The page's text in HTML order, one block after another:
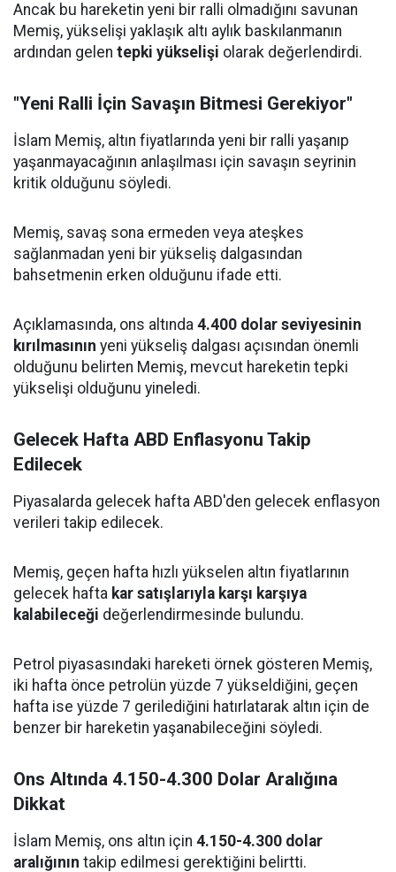
Ancak bu hareketin yeni bir ralli olmadığını savunan
Memiş, yükselişi yaklaşık altı aylık baskılanmanın
ardından gelen tepki yükselişi olarak değerlendirdi.
"Yeni Ralli İçin Savaşın Bitmesi Gerekiyor"
İslam Memiş, altın fiyatlarında yeni bir ralli yaşanıp
yaşanmayacağının anlaşılması için savaşın seyrinin
kritik olduğunu söyledi.
Memiş, savaş sona ermeden veya ateşkes
sağlanmadan yeni bir yükseliş dalgasından
bahsetmenin erken olduğunu ifade etti.
Açıklamasında, ons altında 4.400 dolar seviyesinin
kırılmasının yeni yükseliş dalgası açısından önemli
olduğunu belirten Memiş, mevcut hareketin tepki
yükselişi olduğunu yineledi.
Gelecek Hafta ABD Enflasyonu Takip
Edilecek
Piyasalarda gelecek hafta ABD'den gelecek enflasyon
verileri takip edilecek.
Memiş, geçen hafta hızlı yükselen altın fiyatlarının
gelecek hafta kar satışlarıyla karşı karşıya
kalabileceği değerlendirmesinde bulundu.
Petrol piyasasındaki hareketi örnek gösteren Memiş,
iki hafta önce petrolün yüzde 7 yükseldiğini, geçen
hafta ise yüzde 7 gerilediğini hatırlatarak altın için de
benzer bir hareketin yaşanabileceğini söyledi.
Ons Altında 4.150-4.300 Dolar Aralığına
Dikkat
İslam Memiş, ons altın için 4.150-4.300 dolar
aralığının takip edilmesi gerektiğini belirtti.